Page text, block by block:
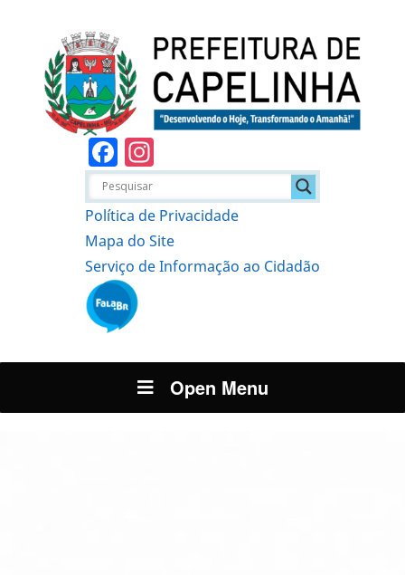
Facebook
Política de Privacidade
Mapa do Site
Serviço de Informação ao Cidadão
Open Menu